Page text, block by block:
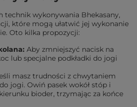
technik wykonywania Bhekasany,
które mogą ułatwić jej wykonanie
Oto kilka propozycji:
Aby zmniejszyć nacisk na
lub specjalne podkładki do jogi
masz trudności z chwytaniem
jogi. Owiń pasek wokół stóp i
bioder, trzymając za końce